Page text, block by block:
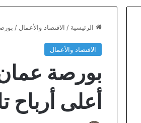
الرئيسية / الاقتصاد والأعمال /
الاقتصاد والأعمال
بورصة
أعلى أرباح